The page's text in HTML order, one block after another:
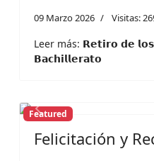
09 Marzo 2026 Visitas:
Leer más: 𝗥𝗲𝘁𝗶𝗿𝗼 𝗱𝗲
𝗕𝗮𝗰𝗵𝗶𝗹𝗹𝗲𝗿𝗮𝘁𝗼
Previous
Featured
Felicitación y